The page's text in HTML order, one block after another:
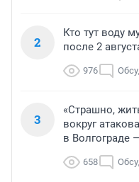
2
Кто тут воду
после 2
976
3
«Страшно,
вокруг
в Волгограде
658